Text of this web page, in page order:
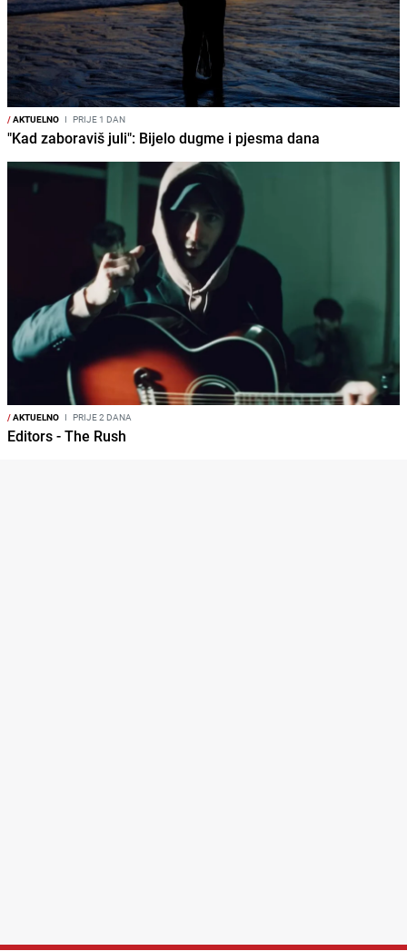
/AKTUELNO I PRIJE 1 DAN
"Kad zaboraviš juli": Bijelo dugme i pjesma dana
/AKTUELNO I PRIJE 2 DANA
Editors - The Rush